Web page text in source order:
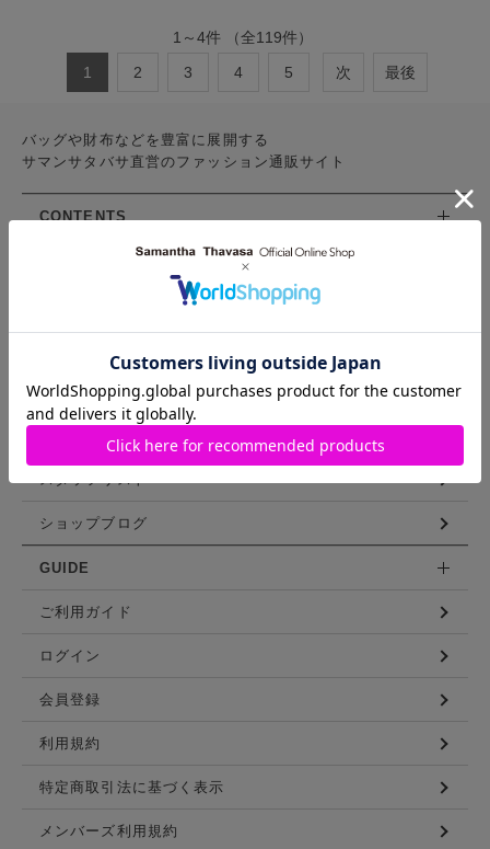
1 ～4件 （全119件）
1
2 3 4 5 次 最後
バッグや財布などを豊富に展開する
サマンサタバサ直営のファッション通販サイト
CONTENTS
お気に入りアイテム
ランキング
コーディネート
スタッフリスト
ショップブログ
GUIDE
ご利用ガイド
ログイン
会員登録
利用規約
特定商取引法に基づく表示
メンバーズ利用規約